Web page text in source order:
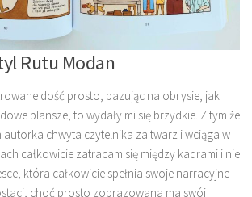
Rutu Modan
dość prosto, bazując na obrysie, jak
plansze, to wydały mi się brzydkie. Z tym że
chwyta czytelnika za twarz i wciąga w
całkowicie zatracam się między kadrami i nie
która całkowicie spełnia swoje narracyjne
choć prosto zobrazowana ma swój